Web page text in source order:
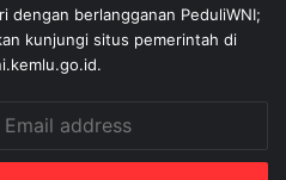
dengan berlangganan PeduliWNI;
kunjungi situs pemerintah di